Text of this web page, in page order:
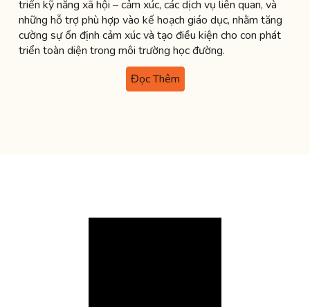
triển kỹ năng xã hội – cảm xúc, các dịch vụ liên quan, và
những hỗ trợ phù hợp vào kế hoạch giáo dục, nhằm tăng
cường sự ổn định cảm xúc và tạo điều kiện cho con phát
triển toàn diện trong môi trường học đường.
Đọc Thêm